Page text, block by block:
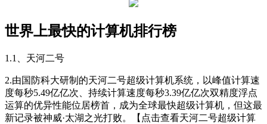
世界上最快的计算机排行榜
1.1、天河二号
2.由国防科大研制的天河二号超级计算机系统，以峰值计算速
度每秒5.49亿亿次、持续计算速度每秒3.39亿亿次双精度浮点
运算的优异性能位居榜首，成为全球最快超级计算机，但这最
新记录被神威·太湖之光打败。【点击查看天河二号超级计算